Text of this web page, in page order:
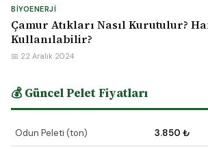
BIYOENERJI
Çamur Atıkları Nasıl Kurutulur?
Kullanılabilir?
📅 22 Aralık 2024
💰 Güncel Pelet Fiyatları
Odun Peleti (ton) 3.850 ₺